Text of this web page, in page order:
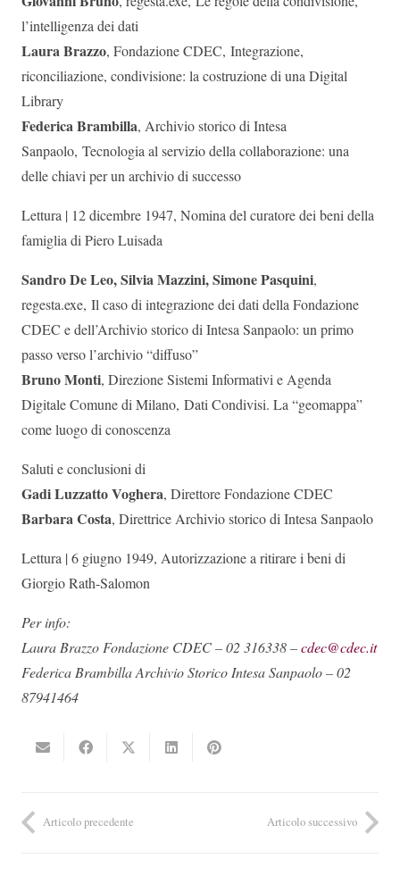
l’intelligenza dei dati
Laura Brazzo, Fondazione CDEC, Integrazione,
riconciliazione, condivisione: la costruzione di una Digital
Library
Federica Brambilla, Archivio storico di Intesa
Sanpaolo, Tecnologia al servizio della collaborazione: una
delle chiavi per un archivio di successo
Lettura | 12 dicembre 1947, Nomina del curatore dei beni della
famiglia di Piero Luisada
Sandro De Leo, Silvia Mazzini, Simone Pasquini,
regesta.exe, Il caso di integrazione dei dati della Fondazione
CDEC e dell’Archivio storico di Intesa Sanpaolo: un primo
passo verso l’archivio “diffuso”
Bruno Monti, Direzione Sistemi Informativi e Agenda
Digitale Comune di Milano, Dati Condivisi. La “geomappa”
come luogo di conoscenza
Saluti e conclusioni di
Gadi Luzzatto Voghera, Direttore Fondazione CDEC
Barbara Costa, Direttrice Archivio storico di Intesa Sanpaolo
Lettura | 6 giugno 1949, Autorizzazione a ritirare i beni di
Giorgio Rath-Salomon
Per info:
Laura Brazzo Fondazione CDEC – 02 316338 –cdec@cdec.it
Federica Brambilla Archivio Storico Intesa Sanpaolo – 02
87941464
Articolo precedente Articolo successivo